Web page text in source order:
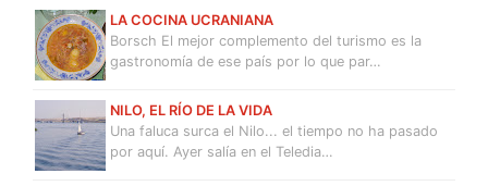
LA COCINA UCRANIANA
Borsch El mejor complemento del turismo es la
gastronomía de ese país por lo que par…
NILO, EL RÍO DE LA VIDA
Una faluca surca el Nilo... el tiempo no ha pasado
por aquí. Ayer salía en el Teledia…